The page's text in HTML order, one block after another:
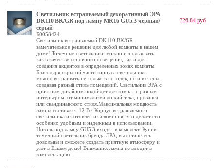
Светильник встраиваемый декоративный ЭРА
DK110 BK/GR под лампу MR16 GU5.3 черный/
серый
Б0058424
Светильник встраиваемый DK110 BK/GR -
замечательное решение для любой комнаты в вашем
доме! Точечные светильники можно использовать
как в качестве основного освещения, так и для
создания акцентов в определенных зонах комнаты.
Благодаря скрытой части корпуса светильники
можно встраивать не только в потолок, но и в стены,
создавая разный стиль помещений. Светильник ЭРА с
приятным дизайном подойдет для комнат с разным
интерьером: от минимализма до хай-тека, прованса
или скандинавского стиля.Максимальная мощность
лампы составляет 12 Вт. Корпус встраиваемого
светильника изготовлен из алюминия, что делает его
особенно удобным и надежным в использовании.
Цоколь под лампу GU5.3 входит в комплект. Купив
точечный светильник бренда ЭРА, вы останетесь
довольны и сможете создать приятную атмосферу и
уют в Вашем доме! Внимание: лампа не входит в
комплектацию.
326.84 руб